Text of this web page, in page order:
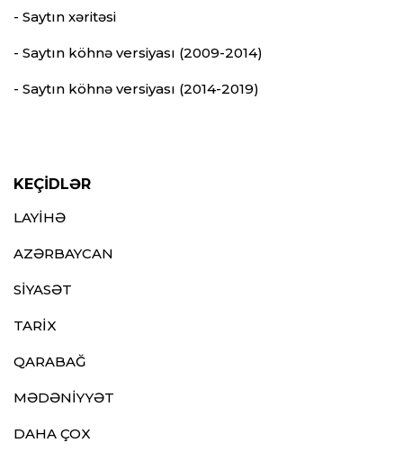
- Saytın xəritəsi
- Saytın köhnə versiyası (2009-2014)
- Saytın köhnə versiyası (2014-2019)
KEÇİDLƏR
LAYİHƏ
AZƏRBAYCAN
SİYASƏT
TARİX
QARABAĞ
MƏDƏNİYYƏT
DAHA ÇOX